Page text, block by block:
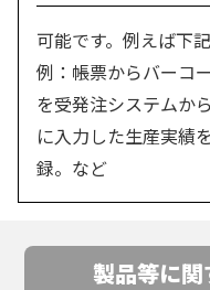
可能です。例えば下
例：帳票からバーコ
を受発注システムか
に入力した生産実績
録。など
製品等に